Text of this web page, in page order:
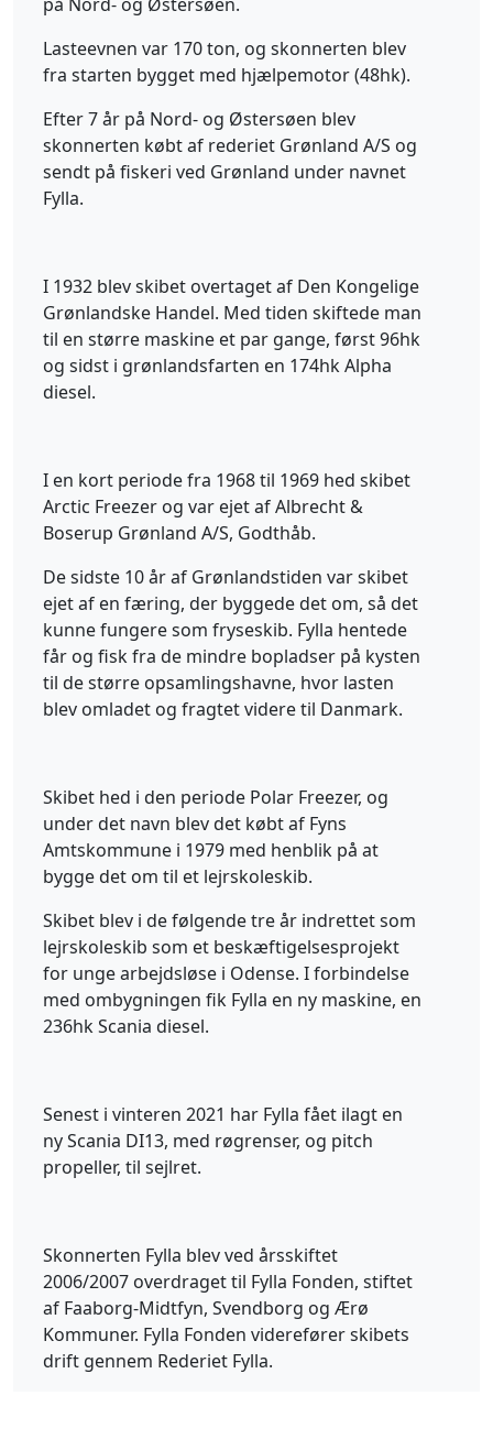
Lasteevnen var 170 ton, og skonnerten blev
fra starten bygget med hjælpemotor (48hk).
Efter 7 år på Nord- og Østersøen blev
skonnerten købt af rederiet Grønland A/S og
sendt på fiskeri ved Grønland under navnet
Fylla.
I 1932 blev skibet overtaget af Den Kongelige
Grønlandske Handel. Med tiden skiftede man
til en større maskine et par gange, først 96hk
og sidst i grønlandsfarten en 174hk Alpha
diesel.
I en kort periode fra 1968 til 1969 hed skibet
Arctic Freezer og var ejet af Albrecht &
Boserup Grønland A/S, Godthåb.
De sidste 10 år af Grønlandstiden var skibet
ejet af en færing, der byggede det om, så det
kunne fungere som fryseskib. Fylla hentede
får og fisk fra de mindre bopladser på kysten
til de større opsamlingshavne, hvor lasten
blev omladet og fragtet videre til Danmark.
Skibet hed i den periode Polar Freezer, og
under det navn blev det købt af Fyns
Amtskommune i 1979 med henblik på at
bygge det om til et lejrskoleskib.
Skibet blev i de følgende tre år indrettet som
lejrskoleskib som et beskæftigelsesprojekt
for unge arbejdsløse i Odense. I forbindelse
med ombygningen fik Fylla en ny maskine, en
236hk Scania diesel.
Senest i vinteren 2021 har Fylla fået ilagt en
ny Scania DI13, med røgrenser, og pitch
propeller, til sejlret.
Skonnerten Fylla blev ved årsskiftet
2006/2007 overdraget til Fylla Fonden, stiftet
af Faaborg-Midtfyn, Svendborg og Ærø
Kommuner. Fylla Fonden viderefører skibets
drift gennem Rederiet Fylla.